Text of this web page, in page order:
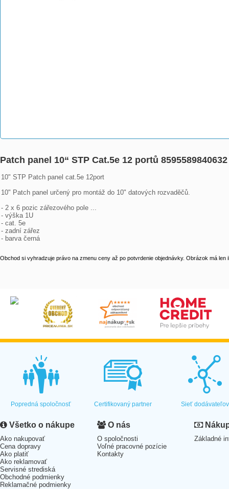
Patch panel 10“ STP Cat.5e 12 portů 8595589840632
10" STP Patch panel cat.5e 12port
10" Patch panel určený pro montáž do 10" datových rozvaděčů.
- 2 x 6 pozic zářezového pole ...
- výška 1U
- cat. 5e
- zadní zářez
- barva černá
Obchod si vyhradzuje právo na zmenu ceny až po potvrdenie objednávky. Obrázok má len
Popredná spoločnosť Certifikovaný partner Sieť dodávateľov
Všetko o nákupe
Ako nakupovať
Cena dopravy
Ako platiť
Ako reklamovať
Servisné strediská
Obchodné podmienky
Reklamačné podmienky
O nás
O spoločnosti
Voľné pracovné pozície
Kontakty
Základné